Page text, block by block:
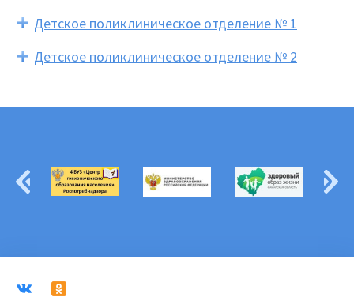
Детское поликлиническое отделение № 1
Детское поликлиническое отделение № 2